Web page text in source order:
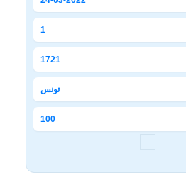
1
1721
تونس
100